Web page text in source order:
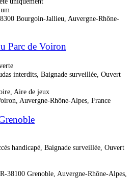
Bourgoin-Jallieu, Auvergne-Rhône-
Parc de Voiron
interdits, Baignade surveillée, Ouvert
Aire de jeux
Auvergne-Rhône-Alpes, France
handicapé, Baignade surveillée, Ouvert
38100 Grenoble, Auvergne-Rhône-Alpes,